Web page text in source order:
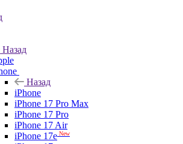
Назад
Назад
iPhone
iPhone 17 Pro Max
iPhone 17 Pro
iPhone 17 Air
iPhone 17e New